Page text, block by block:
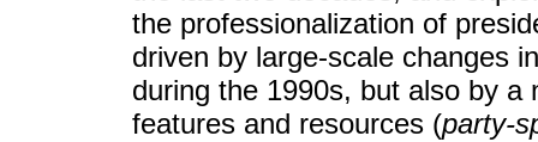
the professionalization of
driven by large-scale changes
during the 1990s, but also by a
features and resources (party-